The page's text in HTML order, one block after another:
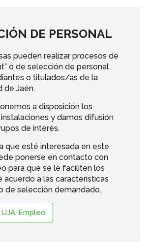
DE PERSONAL
pueden realizar procesos de
o de selección de personal
o titulados/as de la
de Jaén.
a disposición los
y damos difusión
de interés.
que esté interesada en este
ponerse en contacto con
para que se le faciliten los
acuerdo a las características
de selección demandado.
Empleo